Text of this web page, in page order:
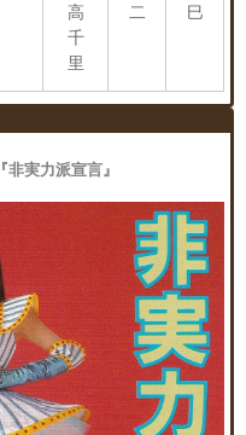
高
千
里
二
巳
『非実力派宣言』